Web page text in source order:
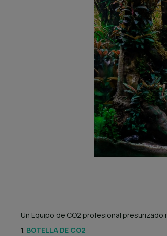
Un Equipo de CO2 profesional
1. BOTELLA DE CO2